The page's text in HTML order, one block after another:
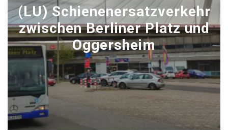
(LU) Schienenersatzverkehr
zwischen Berliner Platz und
Oggersheim